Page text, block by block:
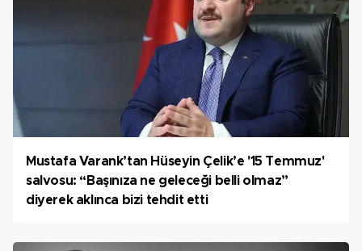
Mustafa Varank’tan Hüseyin Çelik’e '15 Temmuz'
salvosu: “Başınıza ne geleceği belli olmaz”
diyerek aklınca bizi tehdit etti